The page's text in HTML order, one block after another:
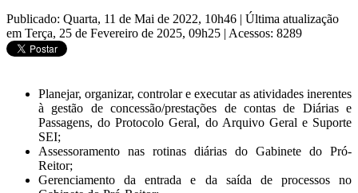
Publicado: Quarta, 11 de Mai de 2022, 10h46 | Última atualização
em Terça, 25 de Fevereiro de 2025, 09h25 | Acessos: 8289
Planejar, organizar, controlar e executar as atividades inerentes
à gestão de concessão/prestações de contas de Diárias e
Passagens, do Protocolo Geral, do Arquivo Geral e Suporte
SEI;
Assessoramento nas rotinas diárias do Gabinete do Pró-
Reitor;
Gerenciamento da entrada e da saída de processos no